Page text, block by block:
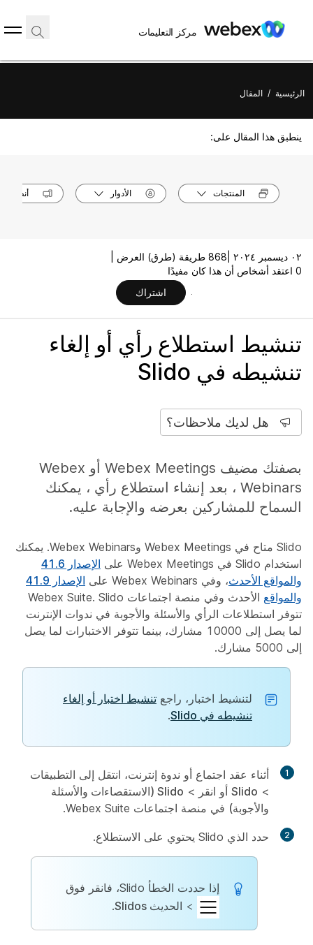
مركز التعليمات
الرئيسية / المقال
ينطبق هذا المقال على:
المنتجات الأدوار أنظمة
٠٢ ديسمبر ٢٠٢٤ |
868 طريقة (طرق) العرض |
0 اعتقد أشخاص أن هذا كان مفيدًا
اشتراك
تنشيط استطلاع رأي أو إلغاء
تنشيطه في Slido
هل لديك ملاحظات؟
بصفتك مضيف Webex Meetings أو Webex
Webinars ، بعد إنشاء استطلاع رأي ، يمكنك
السماح للمشاركين بعرضه والإجابة عليه.
Slido متاح في Webex Meetings وWebex Webinars. يمكنك
استخدام Slido في Webex Meetings على
الإصدار 41.6
والمواقع الأحدث، وفي Webex Webinars على
الإصدار 41.9
والمواقع
الأحدث وفي منصة اجتماعات Webex Suite. Slido
تتوفر استطلاعات الرأي والأسئلة والأجوبة في ندوات الإنترنت
لما يصل إلى 10000 مشارك، بينما تتوفر الاختبارات لما يصل
إلى 5000 مشارك.
لتنشيط اختبار، راجع تنشيط اختبار أو إلغاء
تنشيطه في Slido
.
1 أثناء عقد اجتماع أو ندوة إنترنت، انتقل إلى التطبيقات
>
Slido أو انقر >
Slido (الاستقصاءات والأسئلة
والأجوبة) في منصة اجتماعات Webex Suite.
2 حدد الذي Slido يحتوي على الاستطلاع.
إذا حددت الخطأ Slido، فانقر فوق
> الحديث Slidos .